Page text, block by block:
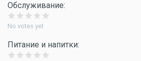
Обслуживание:
No votes yet
Питание и напитки: